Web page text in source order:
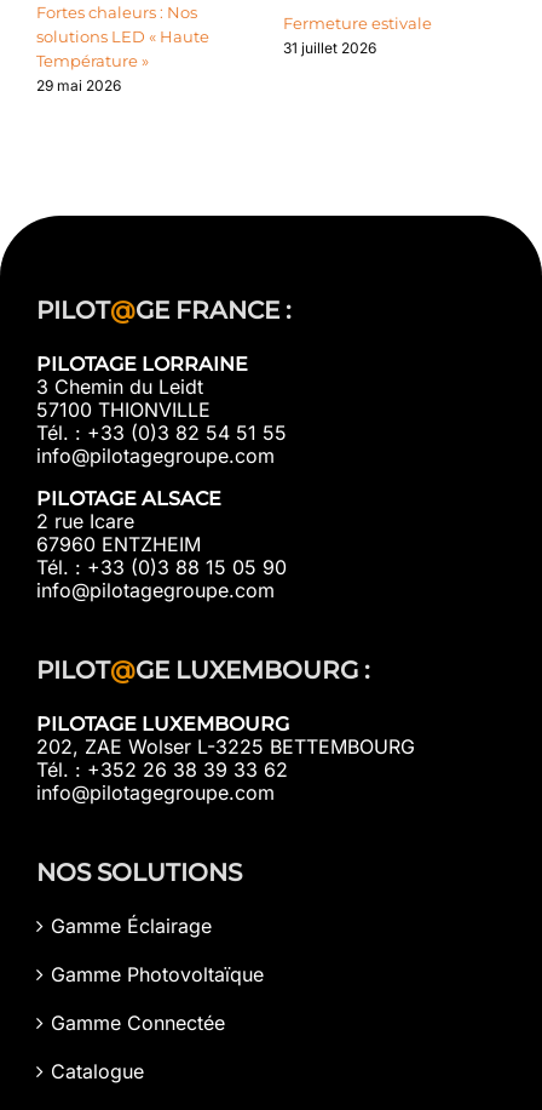
Fortes chaleurs : Nos
solutions LED « Haute
Température »
29 mai 2026
Fermeture estivale
31 juillet 2026
PILOT@GE FRANCE :
PILOTAGE LORRAINE
3 Chemin du Leidt
57100 THIONVILLE
Tél. : +33 (0)3 82 54 51 55
info@pilotagegroupe.com
PILOTAGE ALSACE
2 rue Icare
67960 ENTZHEIM
Tél. : +33 (0)3 88 15 05 90
info@pilotagegroupe.com
PILOT@GE LUXEMBOURG :
PILOTAGE LUXEMBOURG
202, ZAE Wolser L-3225 BETTEMBOURG
Tél. : +352 26 38 39 33 62
info@pilotagegroupe.com
NOS SOLUTIONS
Gamme Éclairage
Gamme Photovoltaïque
Gamme Connectée
Catalogue